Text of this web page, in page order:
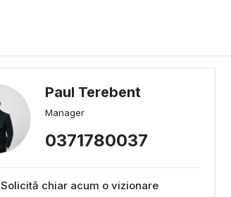
Paul Terebent
Manager
0371780037
Solicită chiar acum o vizionare